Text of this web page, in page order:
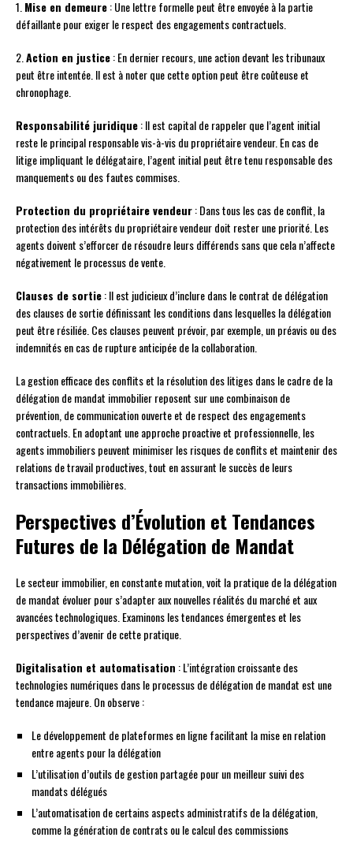
1. Mise en demeure: Une lettre formelle peut être envoyée à la partie
défaillante pour exiger le respect des engagements contractuels.
2. Action en justice: En dernier recours, une action devant les tribunaux
peut être intentée. Il est à noter que cette option peut être coûteuse et
chronophage.
Responsabilité juridique: Il est capital de rappeler que l’agent initial
reste le principal responsable vis-à-vis du propriétaire vendeur. En cas de
litige impliquant le délégataire, l’agent initial peut être tenu responsable des
manquements ou des fautes commises.
Protection du propriétaire vendeur: Dans tous les cas de conflit, la
protection des intérêts du propriétaire vendeur doit rester une priorité. Les
agents doivent s’efforcer de résoudre leurs différends sans que cela n’affecte
négativement le processus de vente.
Clauses de sortie: Il est judicieux d’inclure dans le contrat de délégation
des clauses de sortie définissant les conditions dans lesquelles la délégation
peut être résiliée. Ces clauses peuvent prévoir, par exemple, un préavis ou des
indemnités en cas de rupture anticipée de la collaboration.
La gestion efficace des conflits et la résolution des litiges dans le cadre de la
délégation de mandat immobilier reposent sur une combinaison de
prévention, de communication ouverte et de respect des engagements
contractuels. En adoptant une approche proactive et professionnelle, les
agents immobiliers peuvent minimiser les risques de conflits et maintenir des
relations de travail productives, tout en assurant le succès de leurs
transactions immobilières.
Perspectives d’Évolution et Tendances
Futures de la Délégation de Mandat
Le secteur immobilier, en constante mutation, voit la pratique de la délégation
de mandat évoluer pour s’adapter aux nouvelles réalités du marché et aux
avancées technologiques. Examinons les tendances émergentes et les
perspectives d’avenir de cette pratique.
Digitalisation et automatisation : L’intégration croissante des
technologies numériques dans le processus de délégation de mandat est une
tendance majeure. On observe :
Le développement de plateformes en ligne facilitant la mise en relation
entre agents pour la délégation
L’utilisation d’outils de gestion partagée pour un meilleur suivi des
mandats délégués
L’automatisation de certains aspects administratifs de la délégation,
comme la génération de contrats ou le calcul des commissions